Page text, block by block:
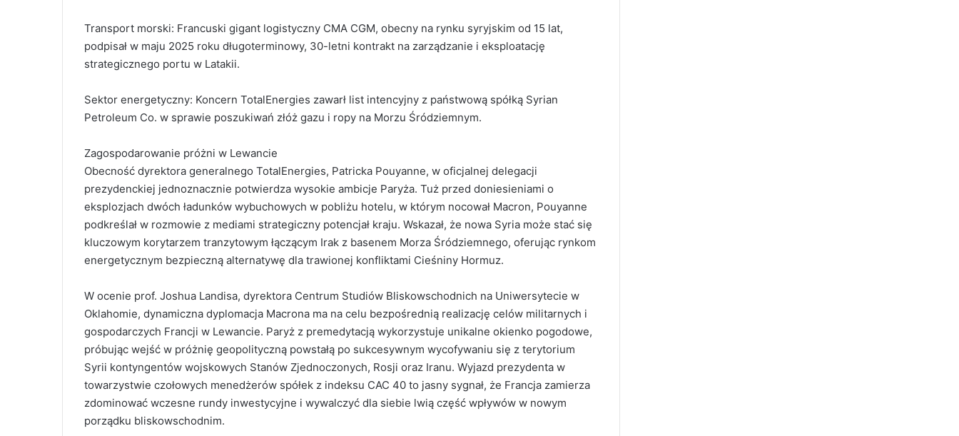
Transport morski: Francuski gigant logistyczny CMA CGM, obecny na rynku syryjskim od 15 lat,
podpisał w maju 2025 roku długoterminowy, 30-letni kontrakt na zarządzanie i eksploatację
strategicznego portu w Latakii.
Sektor energetyczny: Koncern TotalEnergies zawarł list intencyjny z państwową spółką Syrian
Petroleum Co. w sprawie poszukiwań złóż gazu i ropy na Morzu Śródziemnym.
Zagospodarowanie próżni w Lewancie
Obecność dyrektora generalnego TotalEnergies, Patricka Pouyanne, w oficjalnej delegacji
prezydenckiej jednoznacznie potwierdza wysokie ambicje Paryża. Tuż przed doniesieniami o
eksplozjach dwóch ładunków wybuchowych w pobliżu hotelu, w którym nocował Macron, Pouyanne
podkreślał w rozmowie z mediami strategiczny potencjał kraju. Wskazał, że nowa Syria może stać się
kluczowym korytarzem tranzytowym łączącym Irak z basenem Morza Śródziemnego, oferując rynkom
energetycznym bezpieczną alternatywę dla trawionej konfliktami Cieśniny Hormuz.
W ocenie prof. Joshua Landisa, dyrektora Centrum Studiów Bliskowschodnich na Uniwersytecie w
Oklahomie, dynamiczna dyplomacja Macrona ma na celu bezpośrednią realizację celów militarnych i
gospodarczych Francji w Lewancie. Paryż z premedytacją wykorzystuje unikalne okienko pogodowe,
próbując wejść w próżnię geopolityczną powstałą po sukcesywnym wycofywaniu się z terytorium
Syrii kontyngentów wojskowych Stanów Zjednoczonych, Rosji oraz Iranu. Wyjazd prezydenta w
towarzystwie czołowych menedżerów spółek z indeksu CAC 40 to jasny sygnał, że Francja zamierza
zdominować wczesne rundy inwestycyjne i wywalczyć dla siebie lwią część wpływów w nowym
porządku bliskowschodnim.